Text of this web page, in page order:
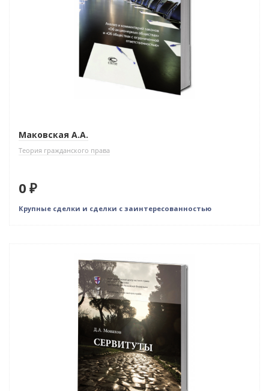
Маковская А.А.
Теория гражданского права
0 ₽
Крупные сделки и сделки с заинтересованностью
Нет в наличии